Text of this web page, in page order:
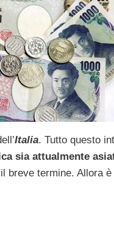
Italia. Tutto questo
sia attualmente
breve termine. Allora